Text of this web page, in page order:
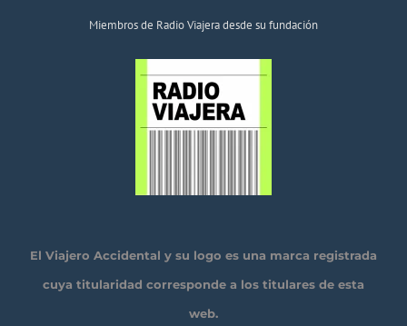
Miembros de Radio Viajera desde su fundación
El Viajero Accidental y su logo es una marca registrada
cuya titularidad corresponde a los titulares de esta
web.